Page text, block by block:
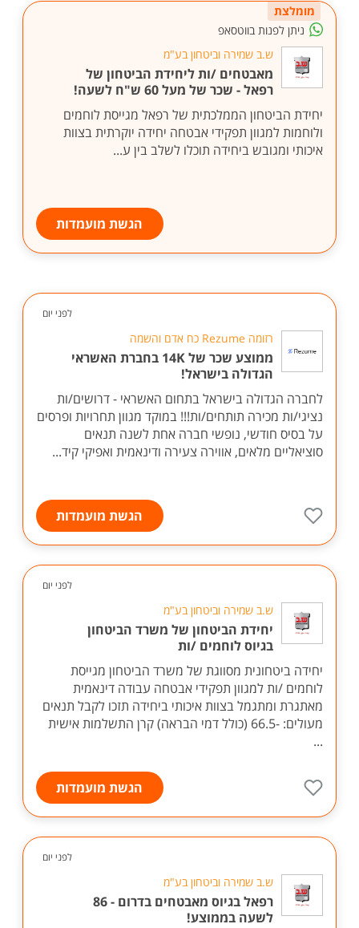
מומלצת
ניתן לפנות בווטסאפ
ש.ב שמירה וביטחון בע"מ
מאבטחים /ות ליחידת הביטחון של
רפאל - שכר של מעל 60 ש"ח לשעה!
יחידת הביטחון הממלכתית של רפאל מגייסת לוחמים
ולוחמות למגוון תפקידי אבטחה יחידה יוקרתית בצוות
איכותי ומגובש ביחידה תוכלו לשלב בין ע...
הגשת מועמדות
לפני יום
רזומה Rezume כח אדם והשמה
ממוצע שכר של 14K בחברת האשראי
הגדולה בישראל!
לחברה הגדולה בישראל בתחום האשראי - דרושים/ות
נציגי/ות מכירה תותחים/ות!!! במוקד מגוון תחרויות ופרסים
על בסיס חודשי, נופשי חברה אחת לשנה תנאים
סוציאליים מלאים, אווירה צעירה ודינאמית ואפיקי קיד...
הגשת מועמדות
לפני יום
ש.ב שמירה וביטחון בע"מ
יחידת הביטחון של משרד הביטחון
בגיוס לוחמים /ות
יחידה ביטחונית מסווגת של משרד הביטחון מגייסת
לוחמים /ות למגוון תפקידי אבטחה עבודה דינאמית
מאתגרת ומתגמל בצוות איכותי ביחידה תזכו לקבל תנאים
מעולים: -66.5 (כולל דמי הבראה) קרן התשלמות אישית
...
הגשת מועמדות
לפני יום
ש.ב שמירה וביטחון בע"מ
רפאל בגיוס מאבטחים בדרום - 86
לשעה בממוצע!